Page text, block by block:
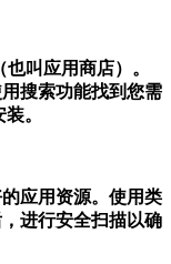
叫应用商店）。
搜索功能找到您需
。
应用资源。使用类
进行安全扫描以确